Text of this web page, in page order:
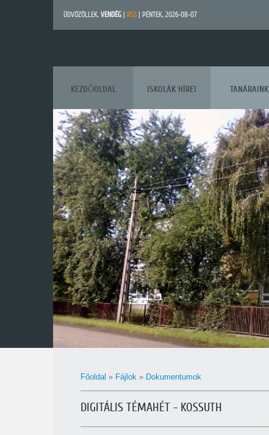
ÜDVÖZÖLLEK, VENDÉG RSS | PÉNTEK, 2026-08-07
KEZDŐOLDAL ISKOLÁK HÍREI TANÁRAINK
Főoldal » Fájlok » Dokumentumok
DIGITÁLIS TÉMAHÉT - KOSSUTH